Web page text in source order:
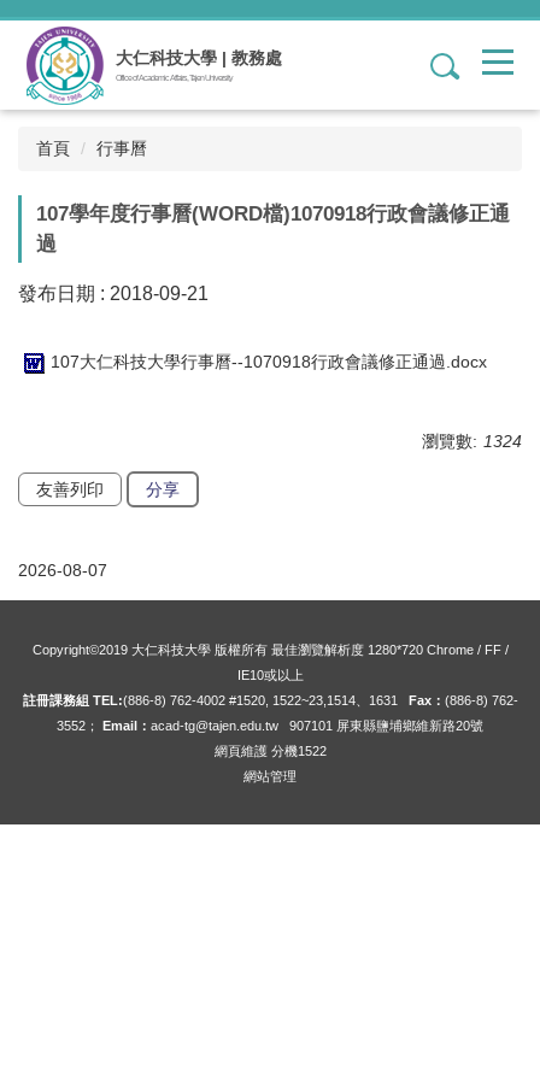
跳
主
要
內
大仁科技大學 | 教務處
Office of Academic Affairs, Tajen University
1
首頁 行事曆
107學年度行事曆(WORD檔)1070918行政會議修正通
過
發布日期 : 2018-09-21
107大仁科技大學行事曆--1070918行政會議修正通過.docx
瀏覽數: 1324
友善列印 分享
2026-08-07
Copyright©2019 大仁科技大學 版權所有 最佳瀏覽解析度 1280*720 Chrome / FF /
IE10或以上
註冊課務組 TEL:(886-8) 762-4002 #1520, 1522~23,1514、1631 Fax： (886-8) 762-
3552；
Email： acad-tg@tajen.edu.tw 907101 屏東縣鹽埔鄉維新路20號
網頁維護 分機1522
網站管理